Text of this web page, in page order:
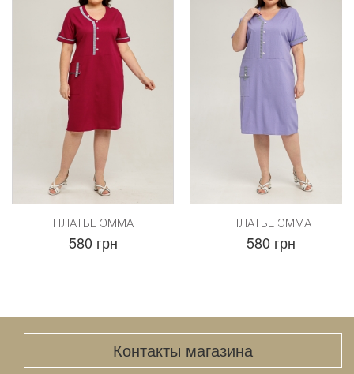
ПЛАТЬЕ ЭММА
580 грн
ПЛАТЬЕ ЭММА
580 грн
Контакты магазина